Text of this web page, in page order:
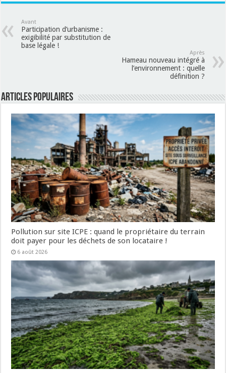
Avant
Participation d’urbanisme :
exigibilité par substitution de
base légale !
Après
Hameau nouveau intégré à
l’environnement : quelle
définition ?
Articles populaires
Pollution sur site ICPE : quand le propriétaire du terrain
doit payer pour les déchets de son locataire !
6 août 2026